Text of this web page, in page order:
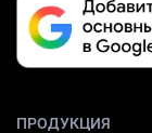
ПРОДУКЦИЯ